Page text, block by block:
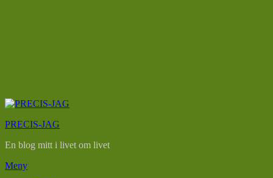
Hoppa
innehåll
PRECIS-JAG
En blog mitt i livet om livet
Meny